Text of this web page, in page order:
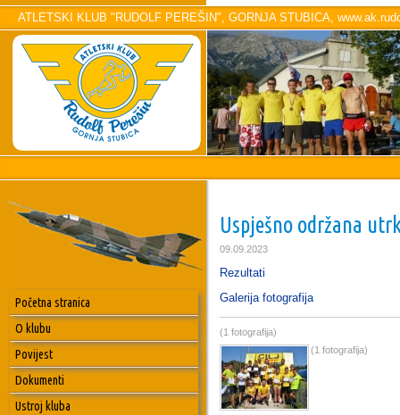
ATLETSKI KLUB "RUDOLF PEREŠIN", GORNJA STUBICA,
Početna stranica
O klubu
Povijest
Dokumenti
Ustroj kluba
Uspješno održana
09.09.2023
Rezultati
Galerija fotografija
(1 fotografija)
(1 fotografija)